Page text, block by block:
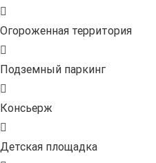
Огороженная территория
Подземный паркинг
Консьерж
Детская площадка